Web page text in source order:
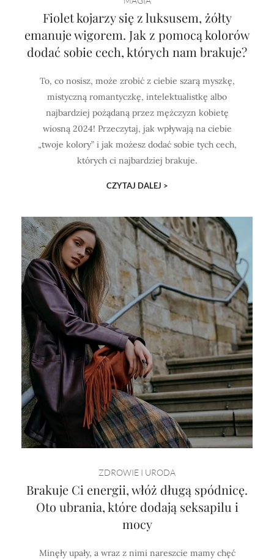
Fiolet kojarzy się z luksusem, żółty
emanuje wigorem. Jak z pomocą kolorów
dodać sobie cech, których nam brakuje?
To, co nosisz, może zrobić z ciebie szarą myszkę,
mistyczną romantyczkę, intelektualistkę albo
najbardziej pożądaną przez mężczyzn kobietę
wiosną 2024! Przeczytaj, jak wpływają na ciebie
„twoje kolory” i jak możesz dodać sobie tych cech,
których ci najbardziej brakuje.
CZYTAJ DALEJ >
ZDROWIE I URODA
Brakuje Ci energii, włóż długą spódnicę.
Oto ubrania, które dodają seksapilu i
mocy
Minęły upały, a wraz z nimi nareszcie mamy chęć